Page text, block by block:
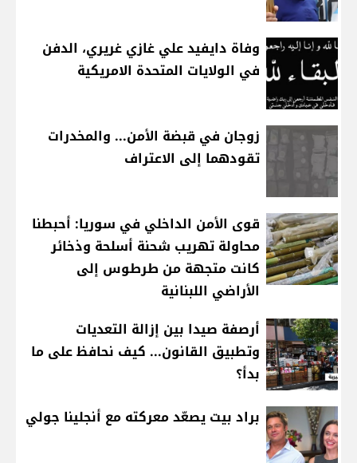
وفاة دايفيد علي غازي غريري، الدفن
في الولايات المتحدة الامريكية
زوجان في قبضة الأمن... والمخدرات
تقودهما إلى الاعتراف
قوى الأمن الداخلي في سوريا: أحبطنا
محاولة تهريب شحنة أسلحة وذخائر
كانت متجهة من طرطوس إلى
الأراضي اللبنانية
أرصفة صيدا بين إزالة التعديات
وتطبيق القانون... كيف نحافظ على ما
بدأ؟
براد بيت يصعّد معركته مع أنجلينا جولي